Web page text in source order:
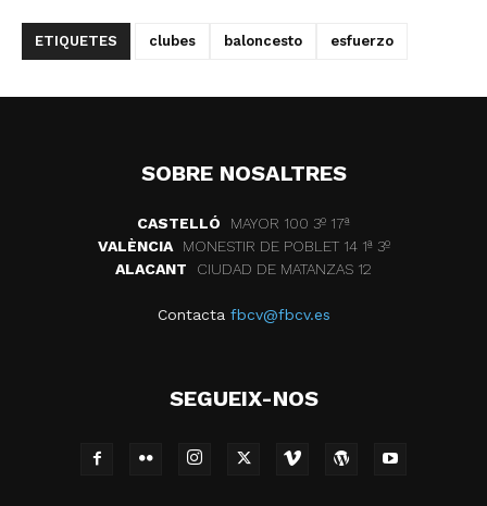
ETIQUETES clubes baloncesto esfuerzo
SOBRE NOSALTRES
CASTELLÓ
MAYOR 100 3º 17ª
VALÈNCIA
MONESTIR DE POBLET 14 1ª 3º
ALACANT
CIUDAD DE MATANZAS 12
Contacta fbcv@fbcv.es
SEGUEIX-NOS